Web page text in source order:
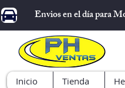
Envios en el día para
Inicio Tienda